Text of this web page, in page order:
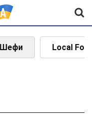
Шефи Local